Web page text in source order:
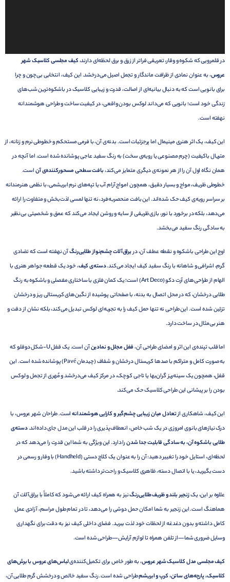
در قلمرویی که شکوه و وقار، تعریفی فراتر از زرق و برق لحظه‌ای دارند،کیف مجلسی کلاسیک شهر
عروس، به عنوان نمادی از ظرافت ماندگار و تجمل اصیل می‌درخشد. این کیف، انتخابی بی‌چون و چرا
برای بانویی است که به دنبال بیانیه‌ای از اصالت، قدرت و زیبایی کلاسیک در باشکوه‌ترین شب‌های
زندگی خود است؛ بانویی که می‌داند لوکس بودن واقعی، در کیفیت ساخت و طراحی هوشمندانه
نهفته است.
این کیف، یک اثر هنری مینیمال اما پرجزئیات است. بدنه‌ی آن، با فرمی مستحکم و خطوطی نرم و زنانه، از
متریال باکیفیت (چرم مصنوعی یا رویه‌ی سخت) به رنگ سفید عاجی پوشانده شده است. اما آنچه در
همان نگاه اول آن را از هر نمونه‌ی دیگری متمایز می‌کند،بافت سطحی مسحورکننده‌ی آناست.
خطوطی ظریف، مواج و بسیار دقیق، همچون امواج آرام آب یا تپه‌های نرم ابریشمی، با نظمی هنرمندانه
بر سراسر رویه‌ی کیف حک شده‌اند. این بافت منحصربه‌فرد، نه تنها لمسی لذت‌بخش و متفاوت را ارائه
می‌دهد، بلکه در برخورد با نور، بازی ظریفی از سایه و روشن ایجاد می‌کند که عمق و شخصیتی بی‌نظیر
به سادگی رنگ سفید می‌بخشد.
اوج این طراحی باشکوه و نقطه عطف آن، دریراق‌آلات چشم‌نواز طلایی‌رنگآن نهفته است که تضادی
گرم، اشرافی و شاهانه با رنگ سفید کیف ایجاد می‌کند.دسته‌ی کیف، خود یک قطعه جواهر هنری با
الهام از طراحی‌های آرت دکو (Art Deco) است؛ یک کمان فلزی با ساختاری مفصلی و باشکوه به رنگ
طلایی درخشان، که در محل اتصال به بدنه، با صفحاتی پوشیده از نگین‌های کریستالی ریز و درخشان
تزئین شده است. این طراحی نه تنها حمل کیف را به تجربه‌ای لوکس تبدیل می‌کند، بلکه نشان از دقت و
هنر بی‌مثال در ساخت دارد.
اما قلب تپنده‌ی این اثر و امضای طراحی آن،قفل مجلل و نمادین
آن است. یک قفل U-شکل دوقلو که
به صورت کامل و متراکم با صدها کریستال درخشان و شفاف (چیدمان Pavé) پوشانده شده است. این
قفل، همچون یک سینه‌ریز گران‌بها یا تاجی کوچک، در مرکز کیف می‌درخشد و مُهری از تجمل و لوکس
بودن را بر پیشانی این طراحی کلاسیک حک می‌کند.
این کیف، شاهکاری ازتعادل میان زیبایی چشم‌گیر و کارایی هوشمندانهاست. طراحان شهر عروس، با
درک نیازهای بانوی امروزی در یک شب خاص، انعطاف‌پذیری را در قلب این مدل جای داده‌اند.دسته‌ی
طلایی باشکوه آن، به سادگی قابلیت جدا شدنرا دارد. این ویژگی به شما این قدرت را می‌دهد که در
لحظه‌ای، استایل خود را تغییر دهید: آن را به عنوان یک کلاچ دستی (Handheld) با وقار و رسمی در
دست بگیرید، یا با اتصال دسته، ظاهری کلاسیک و راحت‌تر داشته باشید.
علاوه بر این، یکزنجیر بلند و ظریف طلایی‌رنگنیز به همراه کیف ارائه می‌شود که کاملاً با یراق‌آلات آن
هماهنگ است. این زنجیر به شما امکان حمل دوشی را می‌دهد، تا در تمام طول مراسم، آزادی عمل
کامل داشته و بدون دغدغه از لحظات خود لذت ببرید. فضای داخلی کیف نیز به دقت برای نگهداری
وسایل ضروری شما—از تلفن همراه تا لوازم آرایش—طراحی شده است.
کیف مجلسی مدل کلاسیک شهر عروس، به طور خاص برای تکمیل‌کننده‌یلباس‌های عروس با برش‌های
کلاسیک، پارچه‌های ساتن، کرپ و ابریشمطراحی شده است. رنگ سفید خالص و درخشش گرم طلایی آن،